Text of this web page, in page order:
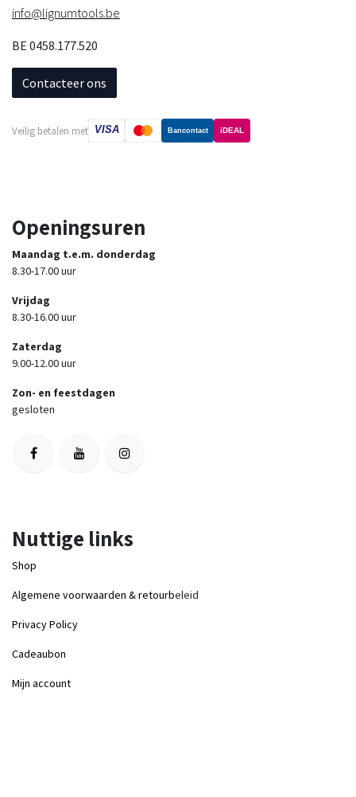
info@lignumtools.be
BE 0458.177.520
Contacteer ons
Veilig betalen met VISA Bancontact iDEAL
Openingsuren
Maandag t.e.m. donderdag
8.30-17.00 uur
Vrijdag
8.30-16.00 uur
Zaterdag
9.00-12.00 uur
Zon- en feestdagen
gesloten
Nuttige links
Shop
Algemene voorwaarden & retourbeleid
Privacy Policy
Cadeaubon
Mijn account